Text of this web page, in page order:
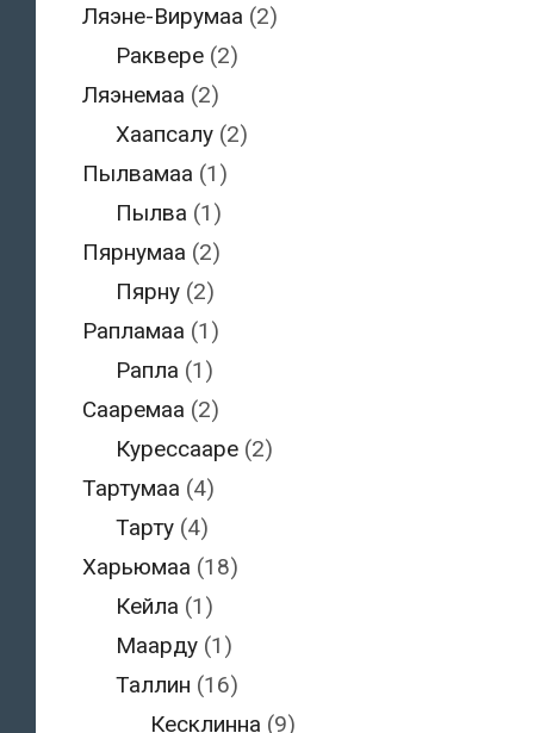
Ляэне-Вирумаа (2)
Раквере (2)
Ляэнемаа (2)
Хаапсалу (2)
Пылвамаа (1)
Пылва (1)
Пярнумаа (2)
Пярну (2)
Рапламаа (1)
Рапла (1)
Сааремаа (2)
Курессааре (2)
Тартумаа (4)
Тарту (4)
Харьюмаа (18)
Кейла (1)
Маарду (1)
Таллин (16)
Кесклинна (9)